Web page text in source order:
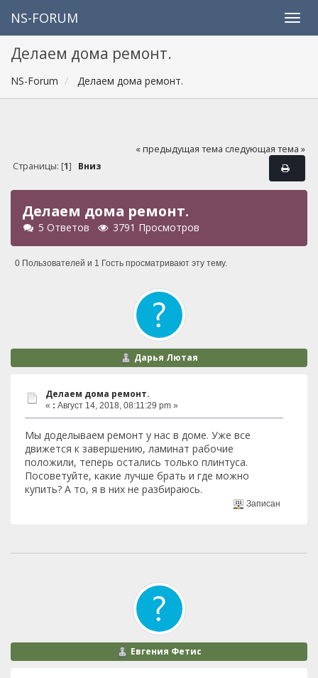
NS-FORUM
Делаем дома ремонт.
NS-Forum Делаем дома ремонт.
« предыдущая тема следующая тема »
Страницы: [1] Вниз
Делаем дома ремонт.
5 Ответов 3791 Просмотров
0 Пользователей и 1 Гость просматривают эту тему.
Дарья Лютая
Делаем дома ремонт.
« : Август 14, 2018, 08:11:29 pm »
Мы доделываем ремонт у нас в доме. Уже все
движется к завершению, ламинат рабочие
положили, теперь остались только плинтуса.
Посоветуйте, какие лучше брать и где можно
купить? А то, я в них не разбираюсь.
Записан
Евгения Фетис